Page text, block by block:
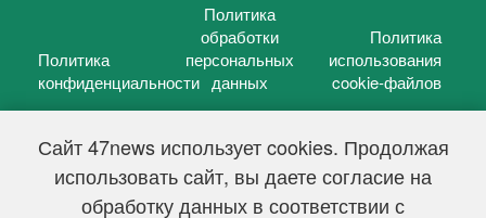
Сайт 47news использует cookies. Продолжая
использовать сайт, вы даете согласие на
обработку данных в соответствии с
Политика
конфиденциальности
Политика
обработки
персональных
данных
Политика
использования
cookie-файлов
47 новостей (47 news)2005 — 2026 г.
Свидетельство о регистрации СМИ Эл № ФС 77-39848, выдано